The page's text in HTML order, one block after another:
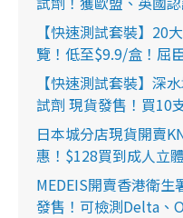
【快速測試套裝】20
覽！低至$9.9/盒！屈
【快速測試套裝】深
試劑 現貨發售！買10
日本城分店現貨開賣
惠！$128買到成人立
MEDEIS開賣香港衛
發售！可檢測Delta、